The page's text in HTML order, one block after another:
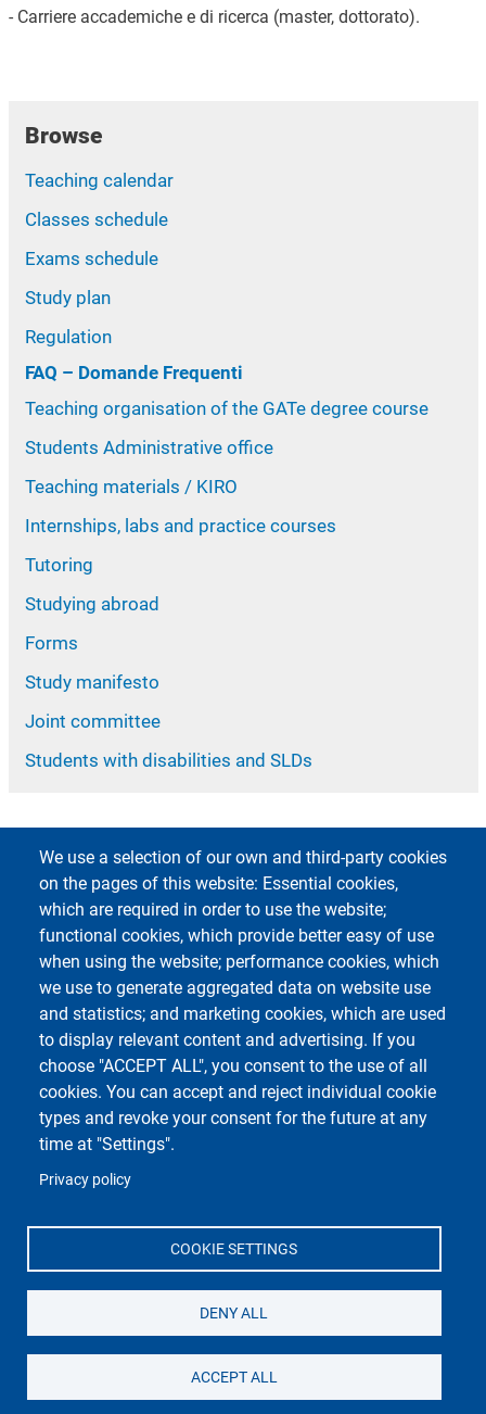
We use a selection of our own and third-party cookies
on the pages of this website: Essential cookies,
which are required in order to use the website;
functional cookies, which provide better easy of use
when using the website; performance cookies, which
we use to generate aggregated data on website use
and statistics; and marketing cookies, which are used
to display relevant content and advertising. If you
choose "ACCEPT ALL", you consent to the use of all
cookies. You can accept and reject individual cookie
types and revoke your consent for the future at any
time at "Settings".
Privacy policy
COOKIE SETTINGS
DENY ALL
ACCEPT ALL
- Carriere accademiche e di ricerca (master, dottorato).
Browse
Teaching calendar
Classes schedule
Exams schedule
Study plan
Regulation
FAQ – Domande Frequenti
Teaching organisation of the GATe degree course
Students Administrative office
Teaching materials / KIRO
Internships, labs and practice courses
Tutoring
Studying abroad
Forms
Study manifesto
Joint committee
Students with disabilities and SLDs
Footer 1
Rubrica
Webmail
ESSE3 Studenti
Privacy
Accessibilità
Sitemap
Footer 2
Notice Board
Department of Political and Social Sciences
C.so Strada Nuova 65, 27100 Pavia - Italy
Unipv Social Media